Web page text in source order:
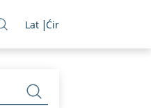
Lat Ćir